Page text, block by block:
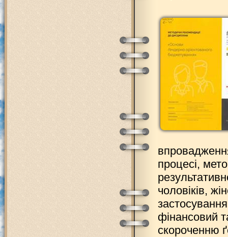
процесі,
чоловіків,
фінансовий
скороченню